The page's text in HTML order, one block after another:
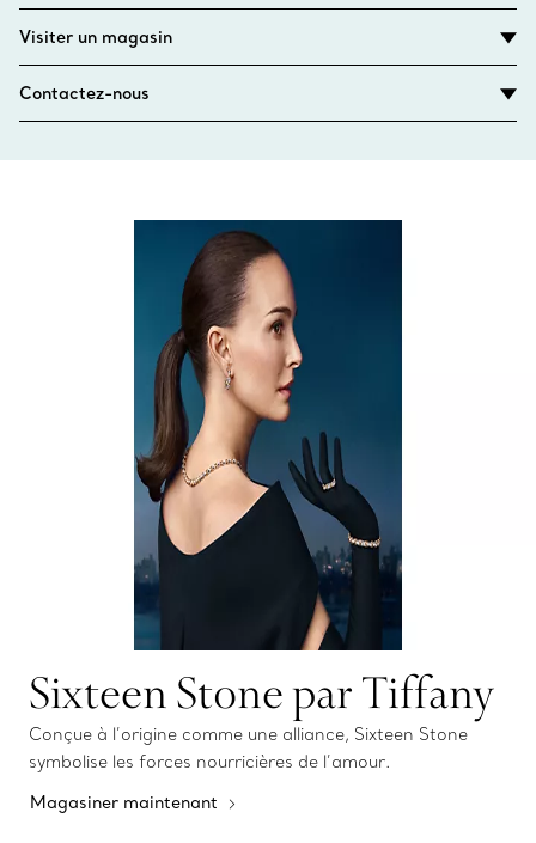
Visiter un magasin
Contactez-nous
Sixteen Stone par Tiffany
Conçue à l’origine comme une alliance, Sixteen Stone
symbolise les forces nourricières de l’amour.
Magasiner maintenant